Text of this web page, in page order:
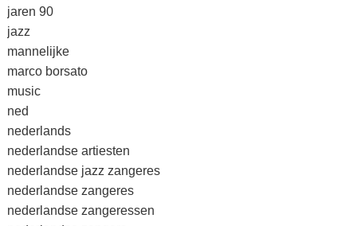
jaren 90
jazz
mannelijke
marco borsato
music
ned
nederlands
nederlandse artiesten
nederlandse jazz zangeres
nederlandse zangeres
nederlandse zangeressen